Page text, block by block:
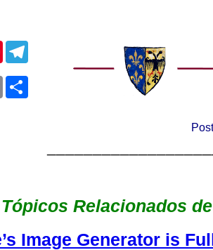
PinterestTelegram
PrintShare
Tópicos Relacionados
Image Generator is